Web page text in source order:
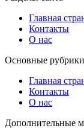
Главная
Контакты
О нас
Основные рубрики
Главная
Контакты
О нас
Дополнительные